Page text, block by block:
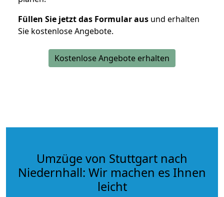
Füllen Sie jetzt das Formular aus und erhalten
Sie kostenlose Angebote.
Kostenlose Angebote erhalten
Umzüge von Stuttgart nach
Niedernhall: Wir machen es Ihnen
leicht